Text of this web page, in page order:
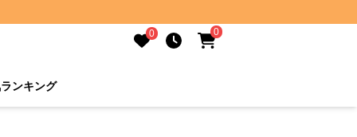
0 0
ンキング